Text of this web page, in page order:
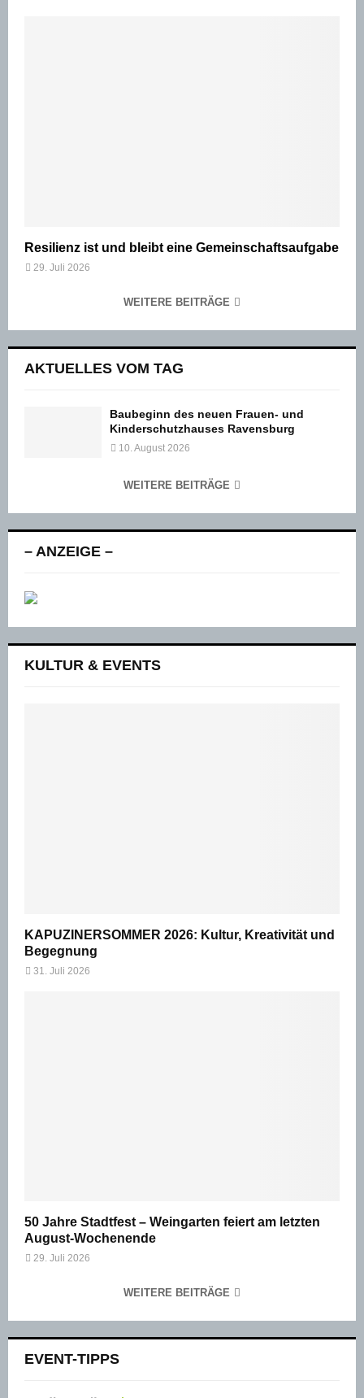
Resilienz ist und bleibt eine Gemeinschaftsaufgabe
29. Juli 2026
WEITERE BEITRÄGE
AKTUELLES VOM TAG
Baubeginn des neuen Frauen- und
Kinderschutzhauses Ravensburg
10. August 2026
WEITERE BEITRÄGE
– ANZEIGE –
KULTUR & EVENTS
KAPUZINERSOMMER 2026: Kultur, Kreativität und
Begegnung
31. Juli 2026
50 Jahre Stadtfest – Weingarten feiert am letzten
August-Wochenende
29. Juli 2026
WEITERE BEITRÄGE
EVENT-TIPPS